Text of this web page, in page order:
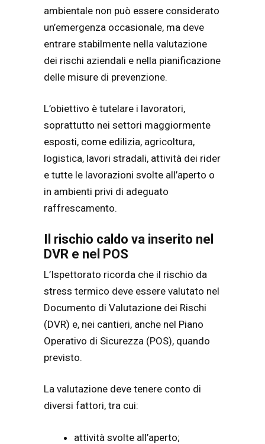
ambientale non può essere considerato
un’emergenza occasionale, ma deve
entrare stabilmente nella valutazione
dei rischi aziendali e nella pianificazione
delle misure di prevenzione.
L’obiettivo è tutelare i lavoratori,
soprattutto nei settori maggiormente
esposti, come edilizia, agricoltura,
logistica, lavori stradali, attività dei rider
e tutte le lavorazioni svolte all’aperto o
in ambienti privi di adeguato
raffrescamento.
Il rischio caldo va inserito nel
DVR e nel POS
L’Ispettorato ricorda che il rischio da
stress termico deve essere valutato nel
Documento di Valutazione dei Rischi
(DVR) e, nei cantieri, anche nel Piano
Operativo di Sicurezza (POS), quando
previsto.
La valutazione deve tenere conto di
diversi fattori, tra cui:
attività svolte all’aperto;